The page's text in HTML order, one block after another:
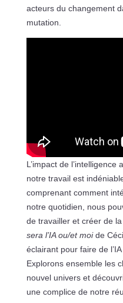
acteurs du changement
mutation.
L’impact de
notre travail est
comprenant comment
notre quotidien, nous
de travailler et créer de
sera l’IA ou/et moide
éclairant pour faire de
Explorons ensemble les
nouvel univers et
une complice de notre